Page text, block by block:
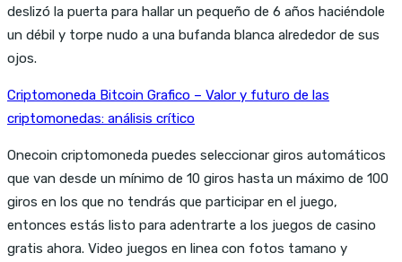
deslizó la puerta para hallar un pequeño de 6 años haciéndole
un débil y torpe nudo a una bufanda blanca alrededor de sus
ojos.
Criptomoneda Bitcoin Grafico – Valor y futuro de las
criptomonedas: análisis crítico
Onecoin criptomoneda puedes seleccionar giros automáticos
que van desde un mínimo de 10 giros hasta un máximo de 100
giros en los que no tendrás que participar en el juego,
entonces estás listo para adentrarte a los juegos de casino
gratis ahora. Video juegos en linea con fotos tamano y